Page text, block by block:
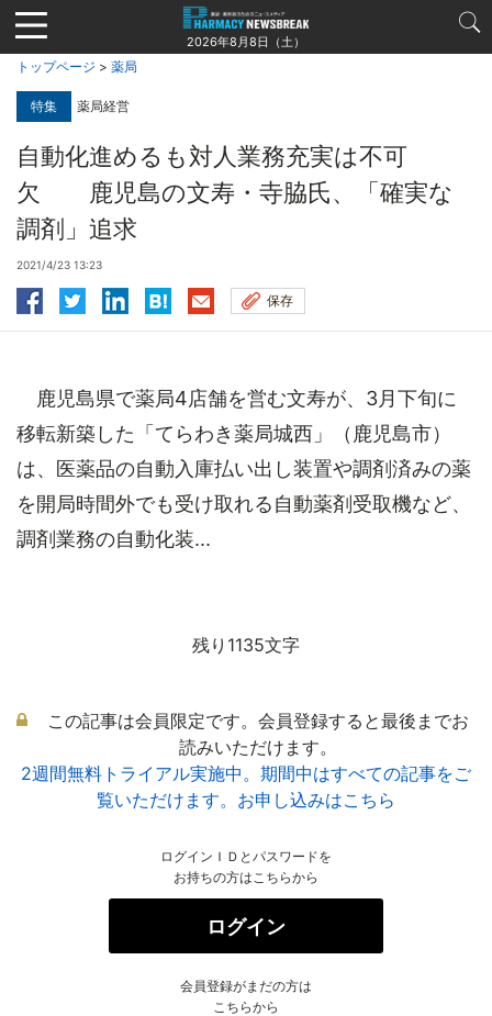
Jump
to
navigation
2026年8月8日（土）
トップページ > 薬局
特集 薬局経営
自動化進めるも対人業務充実は不可
欠 鹿児島の文寿・寺脇氏、「確実な
調剤」追求
2021/4/23 13:23
保存
鹿児島県で薬局4店舗を営む文寿が、3月下旬に
移転新築した「てらわき薬局城西」（鹿児島市）
は、医薬品の自動入庫払い出し装置や調剤済みの薬
を開局時間外でも受け取れる自動薬剤受取機など、
調剤業務の自動化装...
残り1135文字
この記事は会員限定です。会員登録すると最後までお
読みいただけます。
2週間無料トライアル実施中。期間中はすべての記事をご
覧いただけます。お申し込みはこちら
ログインＩＤとパスワードを
お持ちの方はこちらから
ログイン
会員登録がまだの方は
こちらから